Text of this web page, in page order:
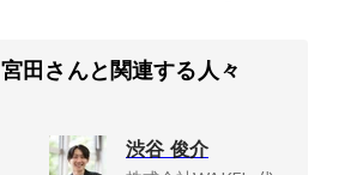
宮田さんと関連する人々
渋谷 俊介